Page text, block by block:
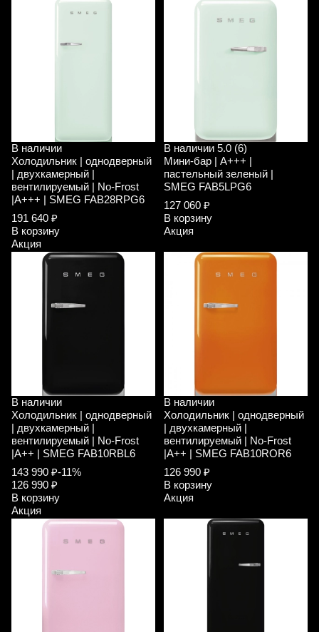
В наличии
Холодильник | однодверный
| двухкамерный |
вентилируемый | No-Frost
|A+++ | SMEG FAB28RPG6
191 640 ₽
В корзину
Акция
В наличии 5.0 (6)
Мини-бар | A+++ |
пастельный зеленый |
SMEG FAB5LPG6
127 060 ₽
В корзину
Акция
В наличии
Холодильник | однодверный
| двухкамерный |
вентилируемый | No-Frost
|A++ | SMEG FAB10RBL6
143 990 ₽-11%
126 990 ₽
В корзину
Акция
В наличии
Холодильник | однодверный
| двухкамерный |
вентилируемый | No-Frost
|A++ | SMEG FAB10ROR6
126 990 ₽
В корзину
Акция